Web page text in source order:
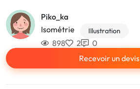
Piko_ka
Isométrie
Illustration
898 2
0
Recevoir un devis